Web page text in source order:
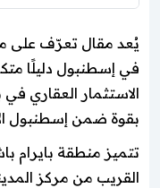
في إسطنبول دليلًا
الاستثمار العقاري
بقوة ضمن إسطنبول
تتميز منطقة بايرام
القريب من مركز